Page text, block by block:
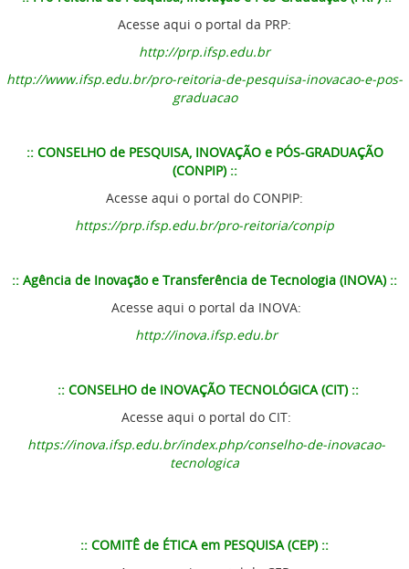
um olhar sobre a descrição de si mesmo de uma mulher com
superdotação
As inscrições para estudantes candidatarem-se aos
projetos aprovados e contemplados com bolsa serão
formulário: https://forms.gle/bLkmxhwHEqBuTnGp6
29/02/2024.
Acesse aqui o portal da PRP:
http://prp.ifsp.edu.br
http://www.ifsp.edu.br/pro-reitoria-de-pesquisa-inovacao-e-pos-
graduacao
:: CONSELHO de PESQUISA, INOVAÇÃO e PÓS-GRADUAÇÃO
(CONPIP) ::
Acesse aqui o portal do CONPIP:
https://prp.ifsp.edu.br/pro-reitoria/conpip
:: Agência de Inovação e Transferência de Tecnologia (INOVA) ::
Acesse aqui o portal da INOVA:
http://inova.ifsp.edu.br
:: CONSELHO de INOVAÇÃO TECNOLÓGICA (CIT) ::
Acesse aqui o portal do CIT:
https://inova.ifsp.edu.br/index.php/conselho-de-inovacao-
tecnologica
:: COMITÊ de ÉTICA em PESQUISA (CEP) ::